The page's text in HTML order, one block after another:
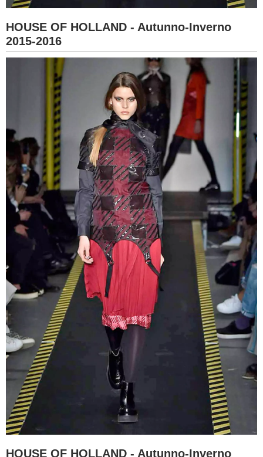
HOUSE OF HOLLAND - Autunno-Inverno
2015-2016
HOUSE OF HOLLAND - Autunno-Inverno